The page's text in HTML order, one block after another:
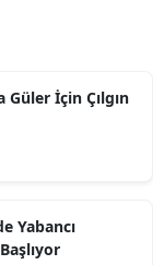
Güler İçin Çılgın
Yabancı